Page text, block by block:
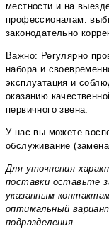
местности и на
профессионалам:
законодательно
Важно: Регулярно
набора и
эксплуатация и
оказанию
первичного звена.
У нас вы можете
обслуживание
Для уточнения
поставки оставьте
указанным
оптимальный
подразделения.